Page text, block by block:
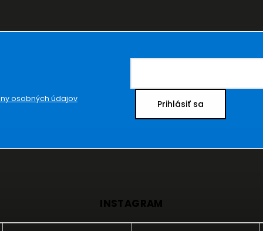
osobných údajov Prihlásiť sa
INSTAGRAM